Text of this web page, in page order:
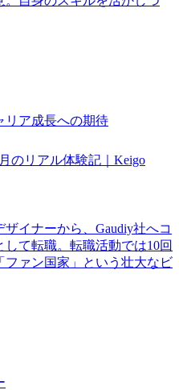
リア成長への期待
のリアル体験記｜Keigo
イナーから、Gaudiy社へコ
て転職。転職活動では10回
ファン国家」という壮大なビ